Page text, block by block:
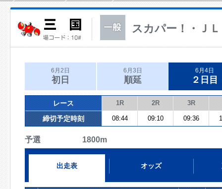
スカパー！・Ｊ
6月2日
初日
6月3日
順延
6月4日
２日目
レース 1R 2R 3R
締切予定時刻 08:44 09:10 09:36
予選 1800m
出走表 オッズ